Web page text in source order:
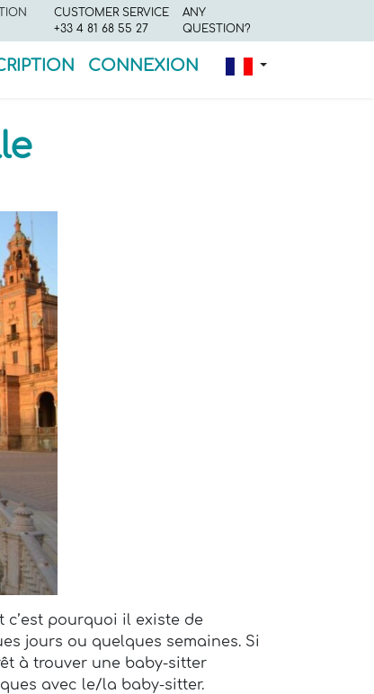
CUSTOMER SERVICE
+33 4 81 68 55 27
ANY
QUESTION?
CONNEXION
c’est pourquoi il existe de
jours ou quelques semaines. Si
à trouver une baby-sitter
avec le/la baby-sitter.